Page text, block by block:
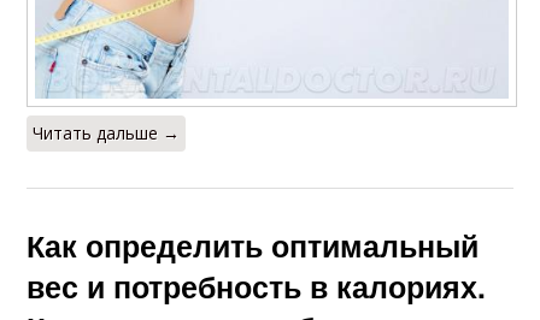
Читать дальше →
Как определить оптимальный
вес и потребность в калориях.